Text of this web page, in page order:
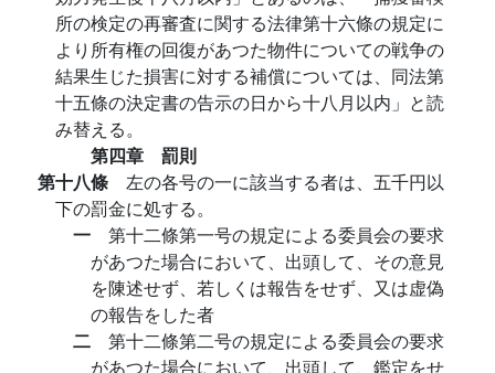
所の検定の再審査に関する法律第十六條の規定に
より所有権の回復があつた物件についての戦争の
結果生じた損害に対する補償については、同法第
十五條の決定書の告示の日から十八月以内」と読
み替える。
第四章 罰則
第十八條 左の各号の一に該当する者は、五千円以
下の罰金に処する。
一 第十二條第一号の規定による委員会の要求
があつた場合において、出頭して、その意見
を陳述せず、若しくは報告をせず、又は虚偽
の報告をした者
二 第十二條第二号の規定による委員会の要求
があつた場合において、出頭して、鑑定をせ